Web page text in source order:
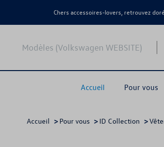
Chers accessoires-lovers, retrouvez
Modèles (Volkswagen WEBSITE)
Accueil Pour vous
Accueil > Pour vous > ID Collection >